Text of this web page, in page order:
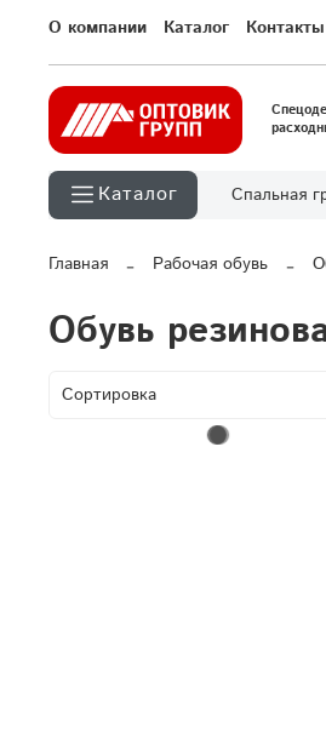
О компании Каталог Контакты
Каталог Спальная
Главная Рабочая обувь
Обувь